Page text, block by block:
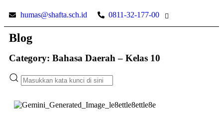
humas@shafta.sch.id 0811-32-177-00
Blog
Category: Bahasa Daerah – Kelas 10